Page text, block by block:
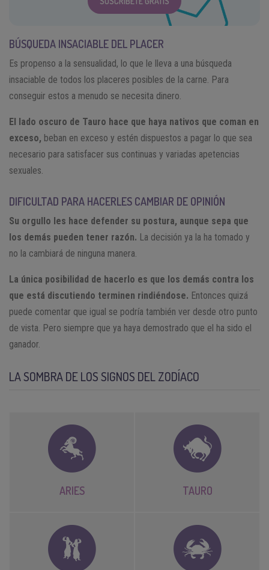
BÚSQUEDA INSACIABLE DEL PLACER
Es propenso a la sensualidad, lo que le lleva a una búsqueda
insaciable de todos los placeres posibles de la carne. Para
conseguir estos a menudo se necesita dinero.
El lado oscuro de Tauro hace que haya nativos que coman en
exceso, beban en exceso y estén dispuestos a pagar lo que sea
necesario para satisfacer sus continuas y variadas apetencias
sexuales.
DIFICULTAD PARA HACERLES CAMBIAR DE OPINIÓN
Su orgullo les hace defender su postura, aunque sepa que
los demás pueden tener razón. La decisión ya la ha tomado y
no la cambiará de ninguna manera.
La única posibilidad de hacerlo es que los demás contra los
que está discutiendo terminen rindiéndose. Entonces quizá
puede comentar que igual se podría también ver desde otro punto
de vista. Pero siempre que ya haya demostrado que el ha sido el
ganador.
LA SOMBRA DE LOS SIGNOS DEL ZODÍACO
ARIES TAURO